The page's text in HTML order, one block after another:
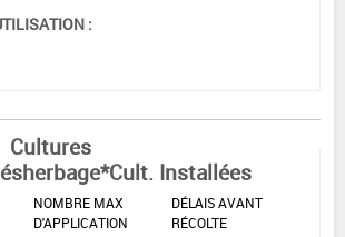
:
Cultures
Installées
NOMBRE MAX
D'APPLICATION
DÉLAIS AVANT
RÉCOLTE